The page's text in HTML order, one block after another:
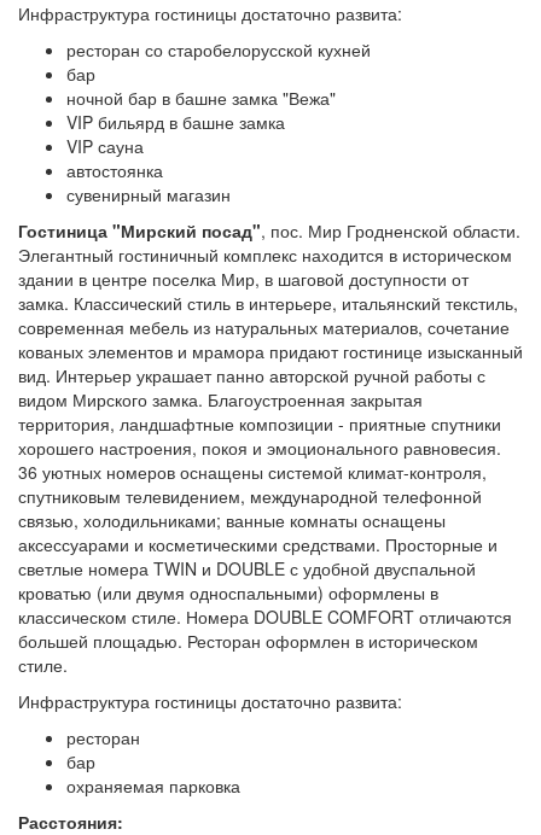
Инфраструктура гостиницы достаточно развита:
ресторан со старобелорусской кухней
бар
ночной бар в башне замка "Вежа"
VIP бильярд в башне замка
VIP сауна
автостоянка
сувенирный магазин
Гостиница "Мирский посад", пос. Мир Гродненской области.
Элегантный гостиничный комплекс находится в историческом
здании в центре поселка Мир, в шаговой доступ­но­сти от
замка. Классический стиль в интерьере, итальянский текстиль,
современная ме­бель из натуральных материалов, сочетание
кованых элементов и мрамора придают гости­ни­це изысканный
вид. Интерьер украшает панно авторской ручной работы с
видом Мирского замка. Благоустроенная закрытая
территория, ландшафтные композиции - приятные спутники
хорошего настроения, покоя и эмоционального равновесия.
36 уют­ных номеров оснащены системой климат-контроля,
спутниковым телевидением, меж­ду­на­род­ной телефонной
связью, холодильниками; ванные комнаты оснащены
аксессуарами и косметическими средствами. Просторные и
светлые номера TWIN и DOUBLE с удобной двуспальной
кроватью (или двумя односпальными) оформлены в
классическом стиле. Номера DOUBLE COMFORT отличаются
большей площадью. Ресторан оформлен в исто­ри­чес­ком
стиле.
Инфраструктура гостиницы достаточно развита:
ресторан
бар
охраняемая парковка
Расстояния: